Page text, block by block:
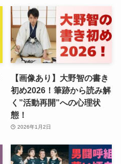
【画像あり】大野智の書き
初め2026！筆跡から読み解
く”活動再開”への心理状
態！
2026年1月2日